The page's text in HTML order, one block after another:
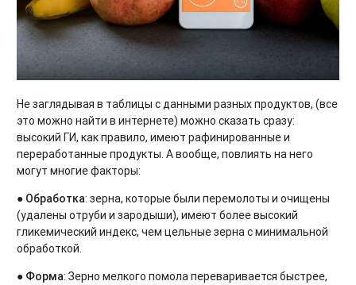
Не заглядывая в таблицы с данными разных продуктов, (все
это можно найти в интернете) можно сказать сразу:
высокий ГИ, как правило, имеют рафинированные и
переработанные продукты. А вообще, повлиять на него
могут многие факторы:
● Обработка: зерна, которые были перемолоты и очищены
(удалены отруби и зародыши), имеют более высокий
гликемический индекс, чем цельные зерна с минимальной
обработкой.
● Форма: Зерно мелкого помола переваривается быстрее,